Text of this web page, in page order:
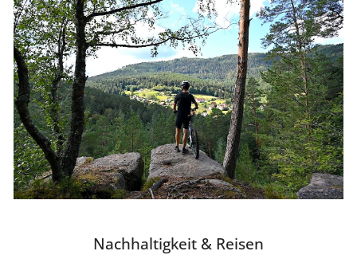
Nachhaltigkeit & Reisen